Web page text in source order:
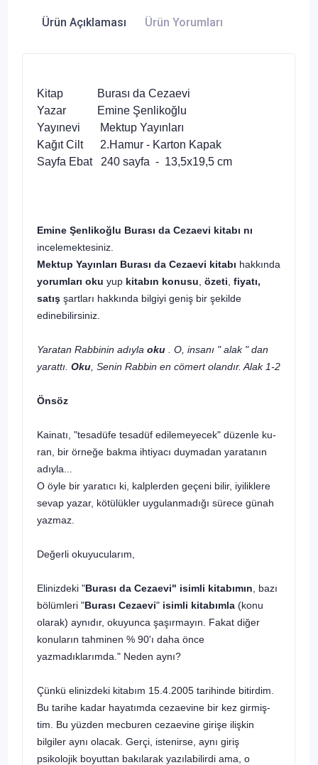
Ürün Açıklaması Ürün Yorumları
Kitap Burası da Cezaevi
Yazar Emine Şenlikoğlu
Yayınevi Mektup Yayınları
Kağıt Cilt 2.Hamur - Karton Kapak
Sayfa Ebat 240 sayfa - 13,5x19,5 cm
Emine Şenlikoğlu Burası da Cezaevi kitabı nı
incelemektesiniz.
Mektup Yayınları Burası da Cezaevi kitabı hakkında
yorumları oku yup kitabın konusu özeti fiyatı,
satış şartları hakkında bilgiyi geniş bir şekilde
edinebilirsiniz.
Yaratan Rabbinin adıyla oku . O, insanı " alak " dan
yarattı. Oku , Senin Rabbin en cömert olandır. Alak 1-2
Önsöz
Kainatı, "tesadüfe tesadüf edilemeyecek" düzenle ku­
ran, bir örneğe bakma ihtiyacı duymadan yaratanın
adıy­la...
O öyle bir yaratıcı ki, kalplerden geçeni bilir, iyilikle­re
sevap yazar, kötülükler uygulanmadığı sürece günah
yazmaz.
Değerli okuyucularım,
Elinizdeki "Burası da Cezaevi" isimli kitabımın , bazı
bölümleri "Burası Cezaevi" isimli kitabımla (konu
olarak) aynıdır, okuyunca şaşırmayın. Fakat diğer
konuların tah­minen % 90'ı daha önce
yazmadıklarımda." Neden aynı?
Çünkü elinizdeki kitabım 15.4.2005 tarihinde bitir­dim.
Bu tarihe kadar hayatımda cezaevine bir kez girmiş­
tim. Bu yüzden mecburen cezaevine girişe ilişkin
bilgiler aynı olacak. Gerçi, istenirse, aynı giriş
psikolojik boyuttan bakılarak yazılabilirdi ama, o